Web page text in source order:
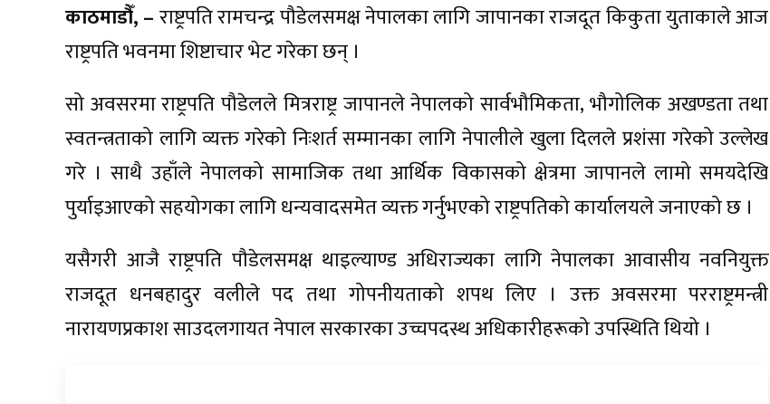
काठमाडौँ, –राष्ट्रपति रामचन्द्र पौडेलसमक्ष नेपालका लागि जापानका राजदूत किकुता युताकाले आज
राष्ट्रपति भवनमा शिष्टाचार भेट गरेका छन् ।
सो अवसरमा राष्ट्रपति पौडेलले मित्रराष्ट्र जापानले नेपालको सार्वभौमिकता, भौगोलिक अखण्डता तथा
स्वतन्त्रताको लागि व्यक्त गरेको निःशर्त सम्मानका लागि नेपालीले खुला दिलले प्रशंसा गरेको उल्लेख
गरे । साथै उहाँले नेपालको सामाजिक तथा आर्थिक विकासको क्षेत्रमा जापानले लामो समयदेखि
पुर्याइआएको सहयोगका लागि धन्यवादसमेत व्यक्त गर्नुभएको राष्ट्रपतिको कार्यालयले जनाएको छ ।
यसैगरी आजै राष्ट्रपति पौडेलसमक्ष थाइल्याण्ड अधिराज्यका लागि नेपालका आवासीय नवनियुक्त
राजदूत धनबहादुर वलीले पद तथा गोपनीयताको शपथ लिए । उक्त अवसरमा परराष्ट्रमन्त्री
नारायणप्रकाश साउदलगायत नेपाल सरकारका उच्चपदस्थ अधिकारीहरूको उपस्थिति थियो ।